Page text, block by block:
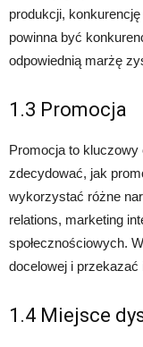
produkcji,
powinna być
odpowiednią marżę
1.3 Promocja
Promocja to
zdecydować, jak
wykorzystać różne
relations, marketing
społecznościowych.
docelowej i przekazać
1.4 Miejsce